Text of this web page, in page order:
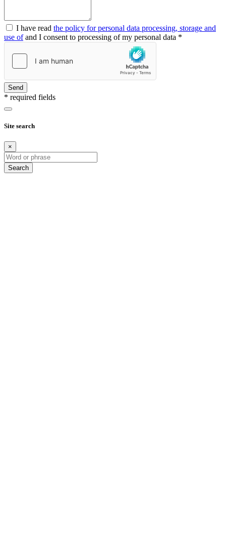
I have read the policy for personal data processing, storage and
use ofand I consent to processing of my personal data *
Send
* required fields
Site search
×
Search